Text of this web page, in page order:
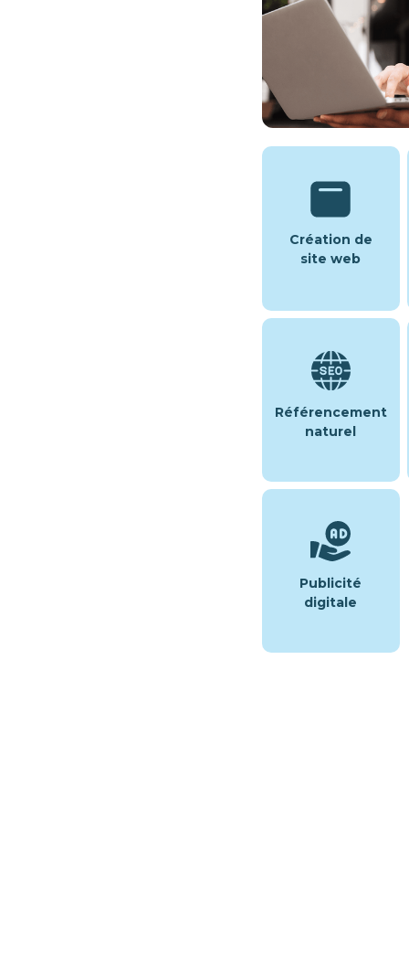
Création de
site web
Référencement
naturel
Publicité
digitale